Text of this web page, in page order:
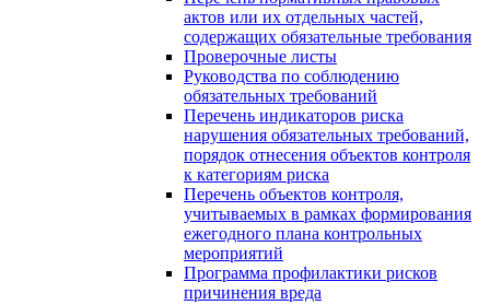
актов или их отдельных частей,
содержащих обязательные требования
Проверочные листы
Руководства по соблюдению
обязательных требований
Перечень индикаторов риска
нарушения обязательных требований,
порядок отнесения объектов контроля
к категориям риска
Перечень объектов контроля,
учитываемых в рамках формирования
ежегодного плана контрольных
мероприятий
Программа профилактики рисков
причинения вреда